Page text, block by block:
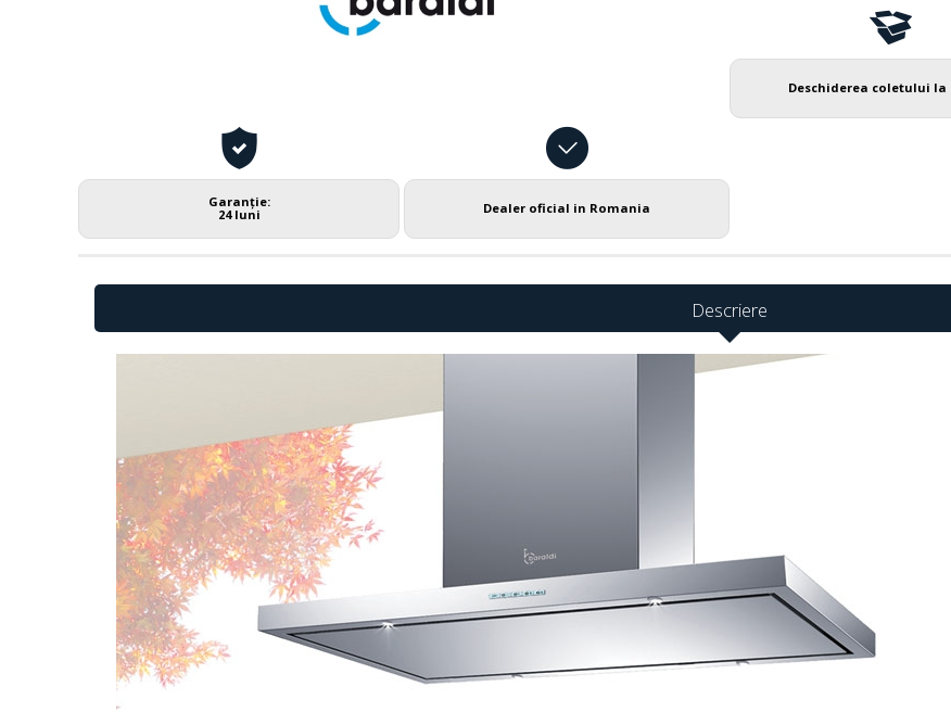
Deschiderea coletului la
Garanție:
24 luni
Dealer oficial in Romania
Descriere